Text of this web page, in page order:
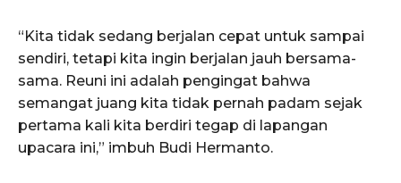
“Kita tidak sedang berjalan cepat untuk sampai
sendiri, tetapi kita ingin berjalan jauh bersama-
sama. Reuni ini adalah pengingat bahwa
semangat juang kita tidak pernah padam sejak
pertama kali kita berdiri tegap di lapangan
upacara ini,” imbuh Budi Hermanto.